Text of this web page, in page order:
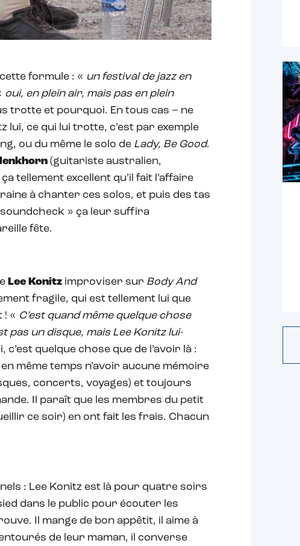
formule : « un festival de jazz en
oui, en plein air, mais pas en plein
trotte et pourquoi. En tous cas – ne
lui, ce qui lui trotte, c’est par exemple
ou du même le solo de Lady, Be Good.
(guitariste australien,
tellement excellent qu’il fait l’affaire
à chanter ces solos, et puis des tas
soundcheck » ça leur suffira
fête.
Lee Konitz improviser sur Body And
fragile, qui est tellement lui que
! « C’est quand même quelque chose
pas un disque, mais Lee Konitz lui-
c’est quelque chose que de l’avoir là :
même temps n’avoir aucune mémoire
concerts, voyages) et toujours
Il paraît que les membres du petit
ce soir) en ont fait les frais. Chacun
: Lee Konitz est là pour quatre soirs
dans le public pour écouter les
Il mange de bon appêtit, il aime à
de leur maman, il converse